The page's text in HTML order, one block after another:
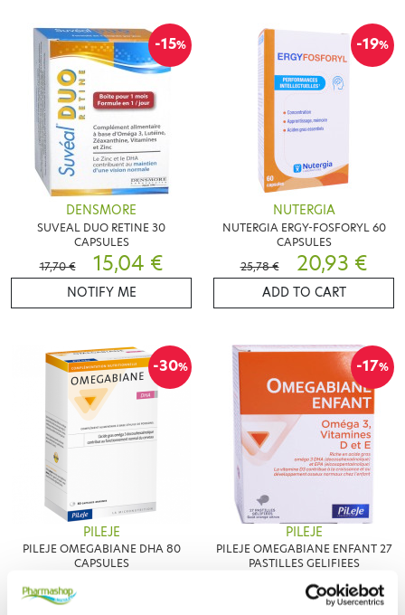
-15%
DENSMORE
SUVEAL DUO RETINE 30
CAPSULES
17,70 €
15,04 €
NOTIFY ME
-19%
NUTERGIA
NUTERGIA ERGY-FOSFORYL 60
CAPSULES
25,78 €
20,93 €
ADD TO CART
-30%
PILEJE
PILEJE OMEGABIANE DHA 80
CAPSULES
28,38 €
-17%
PILEJE
PILEJE OMEGABIANE ENFANT 27
PASTILLES GELIFIEES
12,95 €